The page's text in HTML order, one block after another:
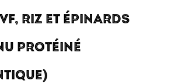
RIZ ET ÉPINARDS
PROTÉINÉ